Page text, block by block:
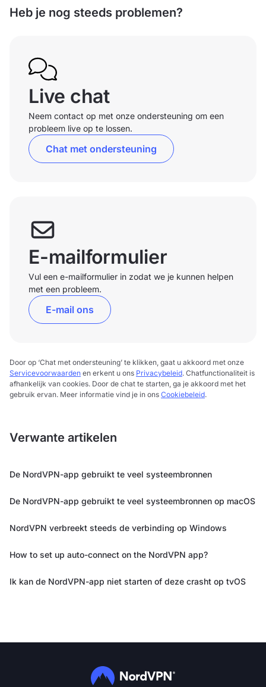
Heb je nog steeds problemen?
Live chat
Neem contact op met onze ondersteuning om een
probleem live op te lossen.
Chat met ondersteuning
E-mailformulier
Vul een e-mailformulier in zodat we je kunnen helpen
met een probleem.
E-mail ons
Door op ‘Chat met ondersteuning’ te klikken, gaat u akkoord met onze
Servicevoorwaarden en erkent u ons Privacybeleid. Chatfunctionaliteit is
afhankelijk van cookies. Door de chat te starten, ga je akkoord met het
gebruik ervan. Meer informatie vind je in ons Cookiebeleid.
Verwante artikelen
De NordVPN-app gebruikt te veel systeembronnen
De NordVPN-app gebruikt te veel systeembronnen op macOS
NordVPN verbreekt steeds de verbinding op Windows
How to set up auto-connect on the NordVPN app?
Ik kan de NordVPN-app niet starten of deze crasht op tvOS